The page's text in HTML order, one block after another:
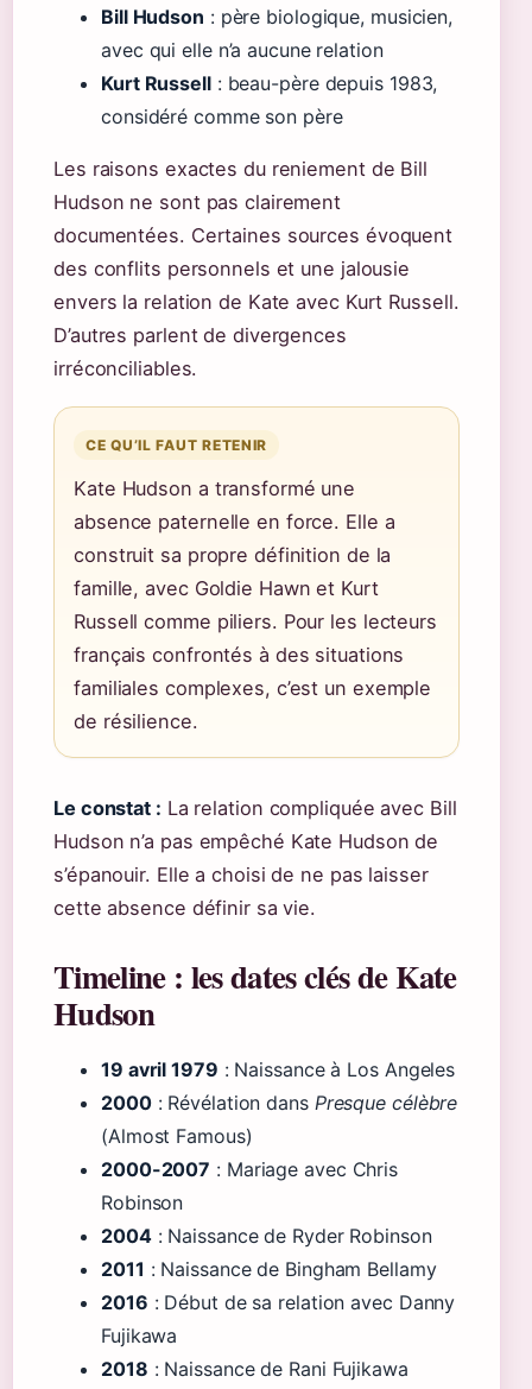
Bill Hudson : père biologique, musicien,
avec qui elle n’a aucune relation
Kurt Russell: beau-père depuis 1983,
considéré comme son père
Les raisons exactes du reniement de Bill
Hudson ne sont pas clairement
documentées. Certaines sources évoquent
des conflits personnels et une jalousie
envers la relation de Kate avec Kurt Russell.
D’autres parlent de divergences
irréconciliables.
CE QU’IL FAUT RETENIR
Kate Hudson a transformé une
absence paternelle en force. Elle a
construit sa propre définition de la
famille, avec Goldie Hawn et Kurt
Russell comme piliers. Pour les lecteurs
français confrontés à des situations
familiales complexes, c’est un exemple
de résilience.
Le constat : La relation compliquée avec Bill
Hudson n’a pas empêché Kate Hudson de
s’épanouir. Elle a choisi de ne pas laisser
cette absence définir sa vie.
Timeline : les dates clés de Kate
Hudson
19 avril 1979 : Naissance à Los Angeles
2000: Révélation dans Presque célèbre
(Almost Famous)
2000-2007 : Mariage avec Chris
Robinson
2004: Naissance de Ryder Robinson
2011 : Naissance de Bingham Bellamy
2016 : Début de sa relation avec Danny
Fujikawa
2018 : Naissance de Rani Fujikawa